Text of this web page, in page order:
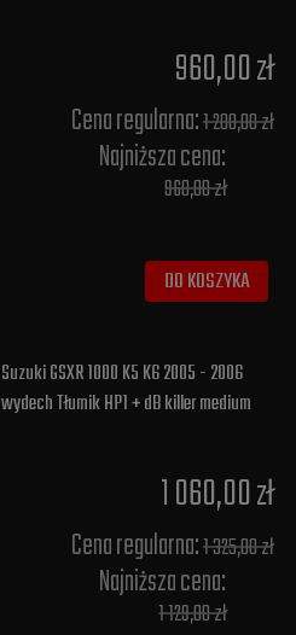
960,00 zł
Cena regularna:1 200,00 zł
Najniższa cena:
960,00 zł
DO KOSZYKA
Suzuki GSXR 1000 K5 K6 2005 - 2006
wydech Tłumik HP1 + dB killer medium
1 060,00 zł
Cena regularna:1 325,00 zł
Najniższa cena:
1 129,00 zł